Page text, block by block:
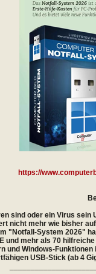
https://
sind oder ein Virus
nicht mehr wie bisher
"Notfall-System 2026"
und mehr als 70
und Windows-
USB-Stick (ab 4